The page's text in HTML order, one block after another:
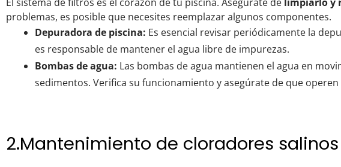
problemas, es posible que necesites reemplazar algunos componentes.
Depuradora de piscina: Es esencial revisar periódicamente la
es responsable de mantener el agua libre de impurezas.
Bombas de agua: Las bombas de agua mantienen el agua en
sedimentos. Verifica su funcionamiento y asegúrate de que
2.Mantenimiento de cloradores salinos